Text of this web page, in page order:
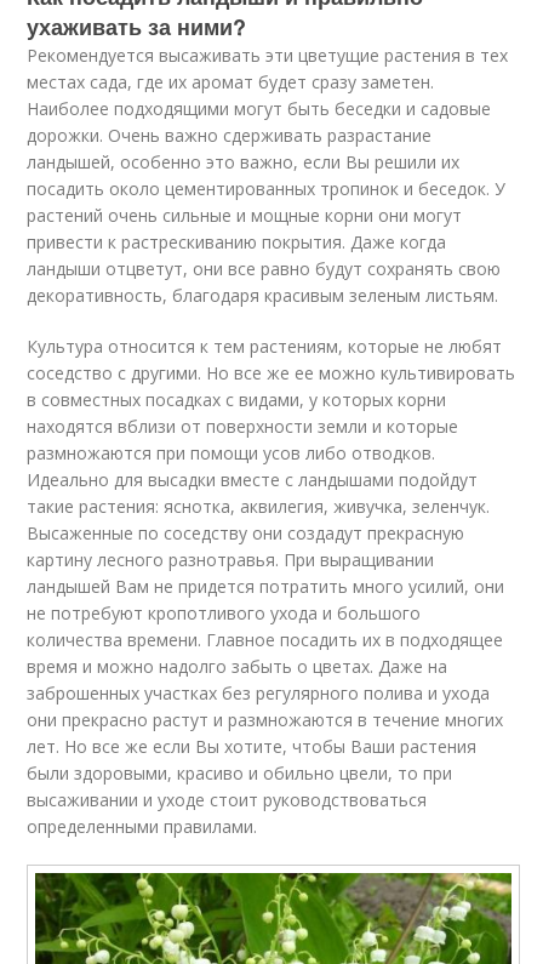
ухаживать за ними?
Рекомендуется высаживать эти цветущие растения в тех
местах сада, где их аромат будет сразу заметен.
Наиболее подходящими могут быть беседки и садовые
дорожки. Очень важно сдерживать разрастание
ландышей, особенно это важно, если Вы решили их
посадить около цементированных тропинок и беседок. У
растений очень сильные и мощные корни они могут
привести к растрескиванию покрытия. Даже когда
ландыши отцветут, они все равно будут сохранять свою
декоративность, благодаря красивым зеленым листьям.
Культура относится к тем растениям, которые не любят
соседство с другими. Но все же ее можно культивировать
в совместных посадках с видами, у которых корни
находятся вблизи от поверхности земли и которые
размножаются при помощи усов либо отводков.
Идеально для высадки вместе с ландышами подойдут
такие растения: яснотка, аквилегия, живучка, зеленчук.
Высаженные по соседству они создадут прекрасную
картину лесного разнотравья. При выращивании
ландышей Вам не придется потратить много усилий, они
не потребуют кропотливого ухода и большого
количества времени. Главное посадить их в подходящее
время и можно надолго забыть о цветах. Даже на
заброшенных участках без регулярного полива и ухода
они прекрасно растут и размножаются в течение многих
лет. Но все же если Вы хотите, чтобы Ваши растения
были здоровыми, красиво и обильно цвели, то при
высаживании и уходе стоит руководствоваться
определенными правилами.